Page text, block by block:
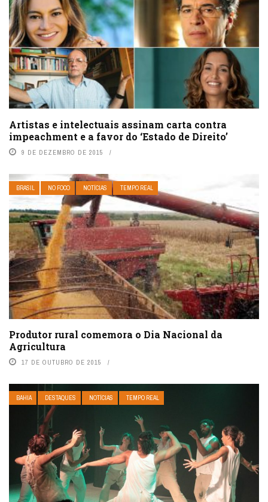
Artistas e intelectuais assinam carta contra
impeachment e a favor do ‘Estado de Direito’
9 DE DEZEMBRO DE 2015
BRASIL NO FOCO NOTÍCIAS TEMPO REAL
Produtor rural comemora o Dia Nacional da
Agricultura
17 DE OUTUBRO DE 2015
BAHIA DESTAQUES NOTÍCIAS TEMPO REAL